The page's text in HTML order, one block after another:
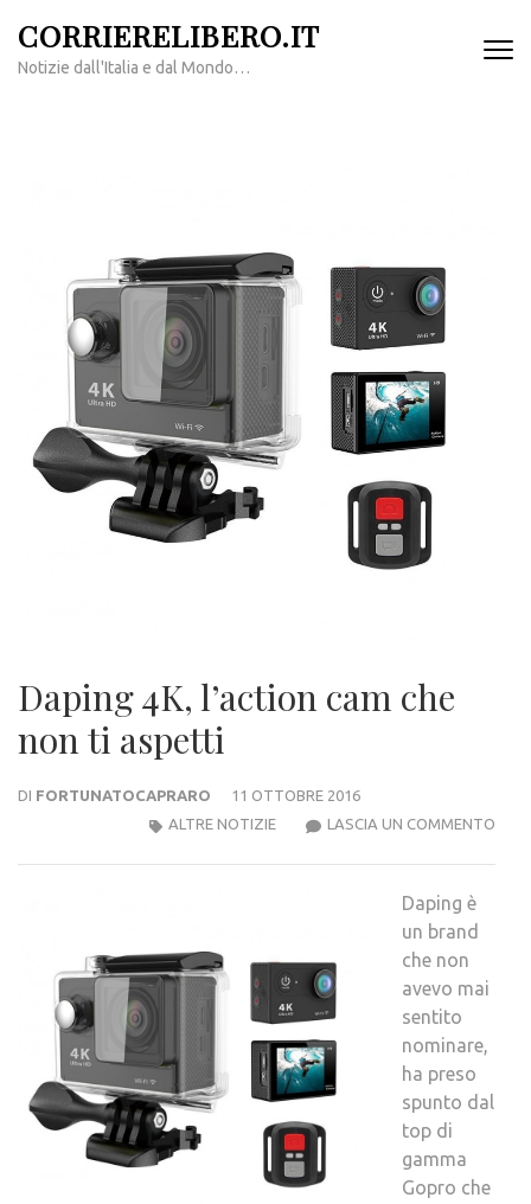
contenuto
CORRIERELIBERO.IT
Notizie dall'Italia e dal Mondo…
Daping 4K, l’action cam che
non ti aspetti
DI FORTUNATOCAPRARO
11 OTTOBRE 2016
LASCIA UN COMMENTO
ALTRE NOTIZIE
Daping è
un brand
che non
avevo mai
sentito
nominare,
ha preso
spunto dal
top di
gamma
Gopro che